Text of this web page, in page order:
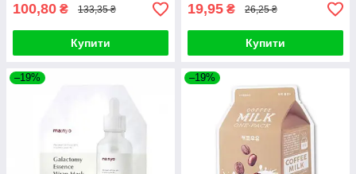
100,80 ₴ 133,35 ₴
Купити
19,95 ₴ 26,25 ₴
Купити
–19% –19%